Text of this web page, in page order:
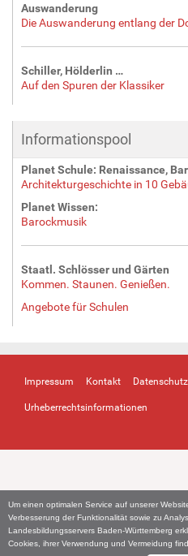
Um einen optimalen Service auf unserer
Verbesserung der Funktionalität sowie zu
Landesbildungsservers Baden-Württemberg
Cookies, ihrer Verwendung und Vermeidung
Auswanderung
Die Auswanderung entlang der
Schiller, Hölderlin …
Auf den Spuren der Klassiker
Informationspool
Planet Schule: Renaissance,
Architekturgeschichte in 10
Planet Wissen:
Barockmusik
Staatl. Schlösser und Gärten
Kommen. Staunen. Genießen.
Angebote für Schulen
Impressum Kontakt
Urheberrechtsinformationen